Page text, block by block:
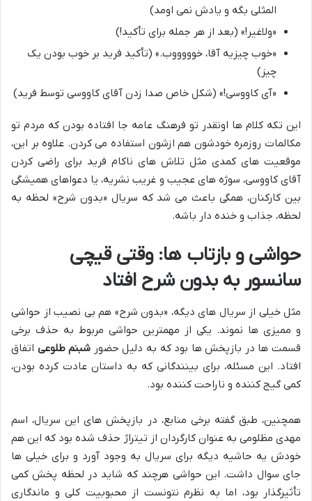
المثلی بگه و یادش نمی اومد)
«ولاغیر!» (بعد از هر جمله برای تأکید!)
«خوب چیزیه آقا، خوووووب.» (تأکید فرید بر خوب بودن یک
چیز)
«آی کاووسی!» (شکل خاص صدا زدن آقای کاووسی توسط فرید)
این تکه کلام ها اونقدر تو فرهنگ عامه جا افتاده بودن که مردم تو
مکالمات روزمره خودشون هم ازشون استفاده می کردن. علاوه بر این،
موقعیت های کمدی مثل تلاش های ناکام فرید برای راضی کردن
آقای کاووسی، سوژه های عجیب و غریب نشریه، یا دعواهای همیشگی
بین کارکنان، همگی باعث می شد که سریال «بدون شرح» لحظه به
لحظه، جذاب و خنده دار باشه.
حواشی و بازتاب ها: وقتی قیچی
سانسور به بدون شرح افتاد
مثل خیلی از سریال های دیگه، «بدون شرح» هم بی نصیب از حواشی
و ممیزی ها نموند. یکی از مهمترین حواشی مربوط به حذف برخی
قسمت ها در بازپخش ها بود که به دلیل حضور شبنم طلوعی اتفاق
افتاد. این مسئله، برای بینندگانی که به داستان عادت کرده بودن،
کمی گیج کننده و ناراحت کننده بود.
همچنین، طبق گفته برخی منابع، در بازپخش های این سریال، اسم
مهدی مظلومی به عنوان کارگردان از تیتراژ حذف شده بود که این هم
خودش یه حاشیه دیگه برای سریال به وجود آورد و برای خیلی ها
جای سوال داشت. این حواشی هرچند که شاید در لحظه پخش کمی
تأثیرگذار بود، اما به نظرم نتونست از محبوبیت کلی و ماندگاری